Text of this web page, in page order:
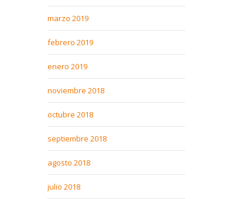
marzo 2019
febrero 2019
enero 2019
noviembre 2018
octubre 2018
septiembre 2018
agosto 2018
julio 2018